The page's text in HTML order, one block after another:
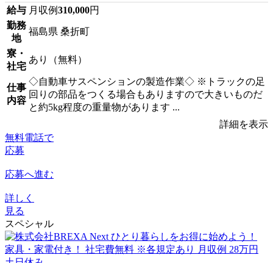
給与 月収例310,000円
勤務
地
福島県 桑折町
寮・
社宅
あり（無料）
仕事
内容
◇自動車サスペンションの製造作業◇ ※トラックの足
回りの部品をつくる場合もありますので大きいものだ
と約5kg程度の重量物があります ...
詳細を表示
無料電話で
応募
応募へ進む
詳しく
見る
スペシャル